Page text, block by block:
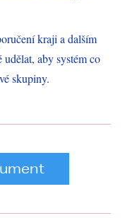
kraji a dalším
aby systém co
skupiny.